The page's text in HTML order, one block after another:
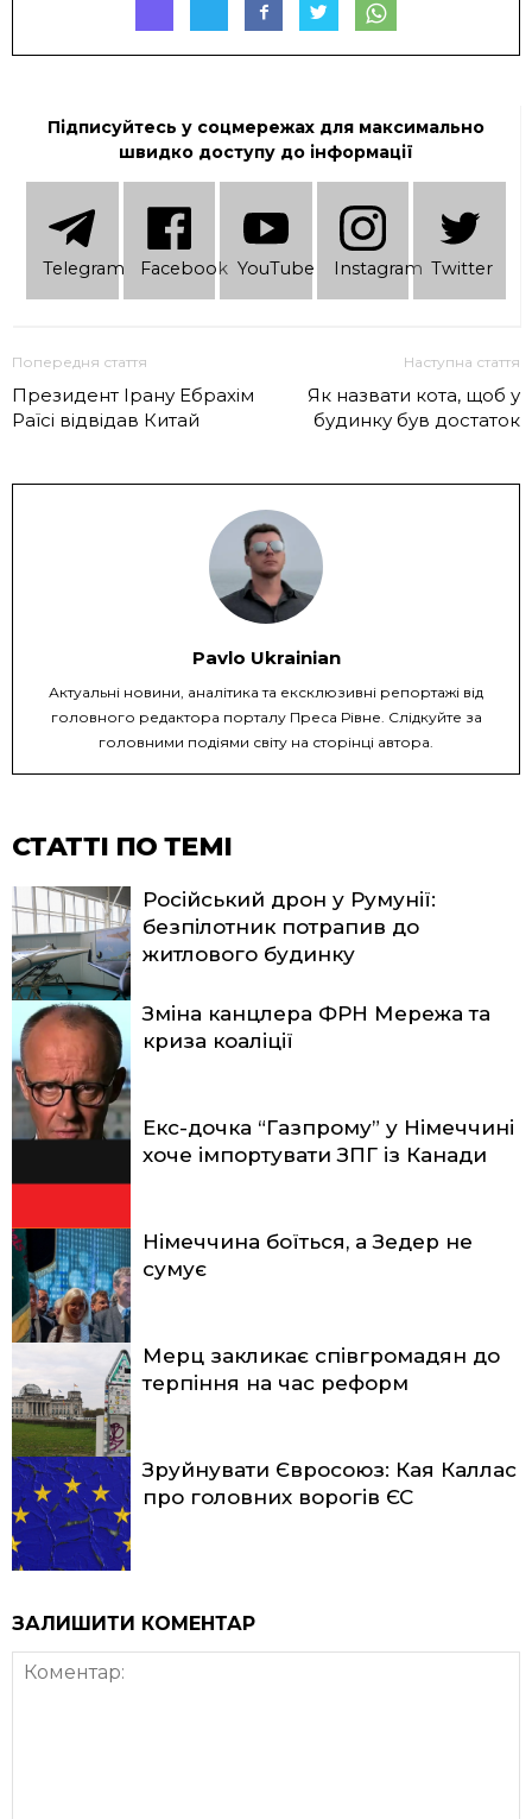
Підписуйтесь у соцмережах для максимально
швидко доступу до інформації
Telеgram Facebook YouTube Instagram Twitter
Попередня стаття
Президент Ірану Ебрахім
Раїсі відвідав Китай
Наступна стаття
Як назвати кота, щоб у
будинку був достаток
Pavlo Ukrainian
Актуальні новини, аналітика та ексклюзивні репортажі від
головного редактора порталу Преса Рівне. Слідкуйте за
головними подіями світу на сторінці автора.
СТАТТІ ПО ТЕМІ
Російський дрон у Румунії:
безпілотник потрапив до
житлового будинку
Зміна канцлера ФРН Мережа та
криза коаліції
Екс-дочка “Газпрому” у Німеччині
хоче імпортувати ЗПГ із Канади
Німеччина боїться, а Зедер не
сумує
Мерц закликає співгромадян до
терпіння на час реформ
Зруйнувати Євросоюз: Кая Каллас
про головних ворогів ЄС
ЗАЛИШИТИ КОМЕНТАР